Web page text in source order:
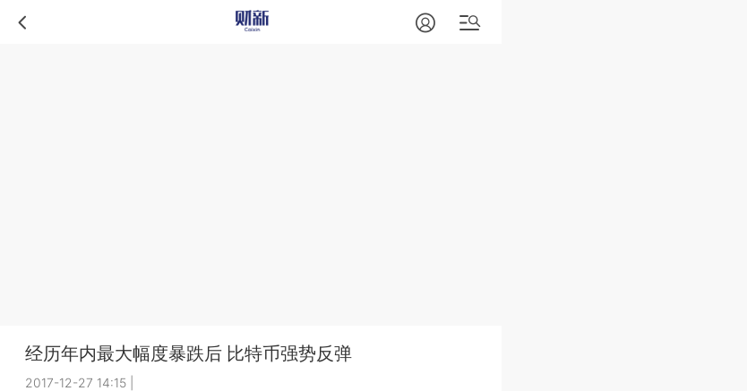
经历年内最大幅度暴跌后 比特币强势反弹
2017-12-27 14:15